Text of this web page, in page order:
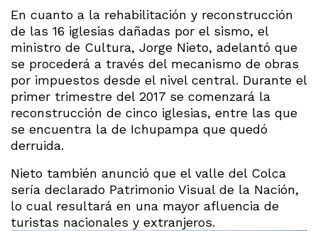
En cuanto a la rehabilitación y reconstrucción
de las 16 iglesias dañadas por el sismo, el
ministro de Cultura, Jorge Nieto, adelantó que
se procederá a través del mecanismo de obras
por impuestos desde el nivel central. Durante el
primer trimestre del 2017 se comenzará la
reconstrucción de cinco iglesias, entre las que
se encuentra la de Ichupampa que quedó
derruida.
Nieto también anunció que el valle del Colca
sería declarado Patrimonio Visual de la Nación,
lo cual resultará en una mayor afluencia de
turistas nacionales y extranjeros.